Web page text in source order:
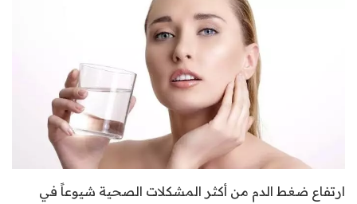
ارتفاع ضغط الدم من أكثر المشكلات الصحية شيوعاً في